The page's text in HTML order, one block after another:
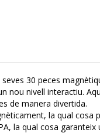
30 peces
nou nivell interactiu.
de manera divertida.
la qual
la qual cosa